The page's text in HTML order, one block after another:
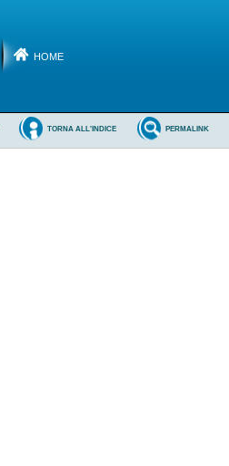
HOME
PERMALINK
TORNA ALL'INDICE